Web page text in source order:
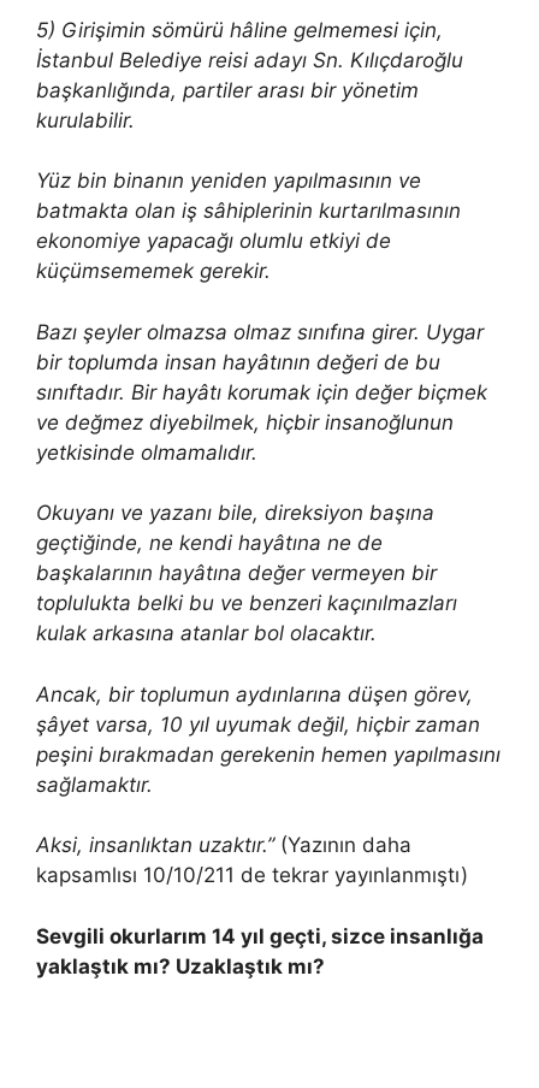
5) Girişimin sömürü hâline gelmemesi için,
İstanbul Belediye reisi adayı Sn. Kılıçdaroğlu
başkanlığında, partiler arası bir yönetim
kurulabilir.
Yüz bin binanın yeniden yapılmasının ve
batmakta olan iş sâhiplerinin kurtarılmasının
ekonomiye yapacağı olumlu etkiyi de
küçümsememek gerekir.
Bazı şeyler olmazsa olmaz sınıfına girer. Uygar
bir toplumda insan hayâtının değeri de bu
sınıftadır. Bir hayâtı korumak için değer biçmek
ve değmez diyebilmek, hiçbir insanoğlunun
yetkisinde olmamalıdır.
Okuyanı ve yazanı bile, direksiyon başına
geçtiğinde, ne kendi hayâtına ne de
başkalarının hayâtına değer vermeyen bir
toplulukta belki bu ve benzeri kaçınılmazları
kulak arkasına atanlar bol olacaktır.
Ancak, bir toplumun aydınlarına düşen görev,
şâyet varsa, 10 yıl uyumak değil, hiçbir zaman
peşini bırakmadan gerekenin hemen yapılmasını
sağlamaktır.
Aksi, insanlıktan uzaktır.”(Yazının daha
kapsamlısı 10/10/211 de tekrar yayınlanmıştı)
Sevgili okurlarım 14 yıl geçti, sizce insanlığa
yaklaştık mı? Uzaklaştık mı?